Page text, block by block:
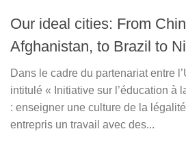
Our ideal cities: From
Afghanistan, to Brazil to
Dans le cadre du partenariat entre
intitulé « Initiative sur l’éducation à
: enseigner une culture de la
entrepris un travail avec des...